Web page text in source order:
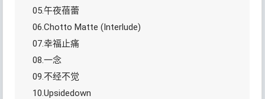
05.午夜蓓蕾
06.Chotto Matte (Interlude)
07.幸福止痛
08.一念
09.不经不觉
10.Upsidedown